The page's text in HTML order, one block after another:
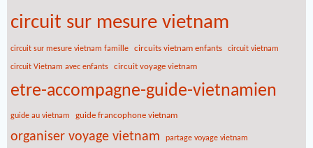
circuit sur mesure vietnam
circuit sur mesure vietnam famille circuits vietnam enfants circuit vietnam
circuit Vietnam avec enfants circuit voyage vietnam
etre-accompagne-guide-vietnamien
guide au vietnam guide francophone vietnam
organiser voyage vietnam partage voyage vietnam